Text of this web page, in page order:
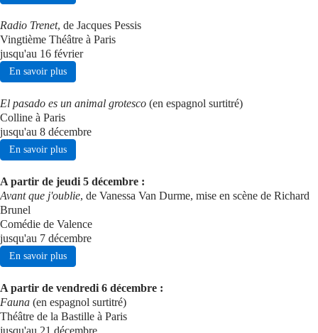
Radio Trenet, de Jacques Pessis
Vingtième Théâtre à Paris
jusqu'au 16 février
En savoir plus
El pasado es un animal grotesco (en espagnol surtitré)
Colline à Paris
jusqu'au 8 décembre
En savoir plus
A partir de jeudi 5 décembre :
Avant que j'oublie, de Vanessa Van Durme, mise en scène de Richard
Brunel
Comédie de Valence
jusqu'au 7 décembre
En savoir plus
A partir de vendredi 6 décembre :
Fauna (en espagnol surtitré)
Théâtre de la Bastille à Paris
jusqu'au 21 décembre